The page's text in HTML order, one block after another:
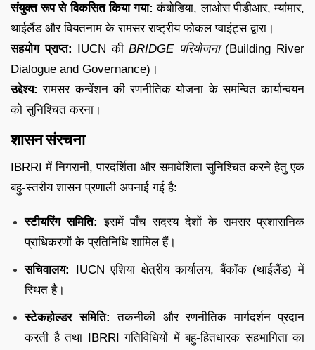
संयुक्त रूप से विकसित किया गया: कंबोडिया, लाओस पीडीआर, म्यांमार,
थाईलैंड और वियतनाम के रामसर राष्ट्रीय फोकल प्वाइंट्स द्वारा।
सहयोग प्राप्त: IUCN कीBRIDGE परियोजना(Building River
Dialogue and Governance)।
उद्देश्य: रामसर कन्वेंशन की रणनीतिक योजना के समन्वित कार्यान्वयन
को सुनिश्चित करना।
शासन संरचना
IBRRI में निगरानी, पारदर्शिता और समावेशिता सुनिश्चित करने हेतु एक
बहु-स्तरीय शासन प्रणाली अपनाई गई है:
स्टीयरिंग समिति: इसमें पाँच सदस्य देशों के रामसर प्रशासनिक
प्राधिकरणों के प्रतिनिधि शामिल हैं।
सचिवालय:
IUCN एशिया क्षेत्रीय कार्यालय, बैंकॉक (थाईलैंड) में
स्थित है।
स्टेकहोल्डर समिति: तकनीकी और रणनीतिक मार्गदर्शन प्रदान
करती है तथा IBRRI गतिविधियों में बहु-हितधारक सहभागिता का